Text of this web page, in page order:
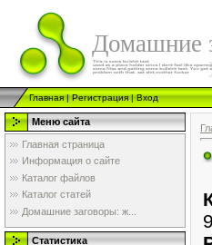
Домашние
Главная|Регистрация|Вход
Меню сайта
Главная страница
Информация о сайте
Каталог файлов
Каталог статей
Домашние заговоры: ж...
Статистика